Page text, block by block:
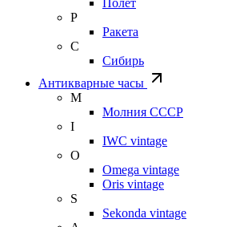
Полет
Р
Ракета
С
Сибирь
Антикварные часы
М
Молния СССР
I
IWC vintage
O
Omega vintage
Oris vintage
S
Sekonda vintage